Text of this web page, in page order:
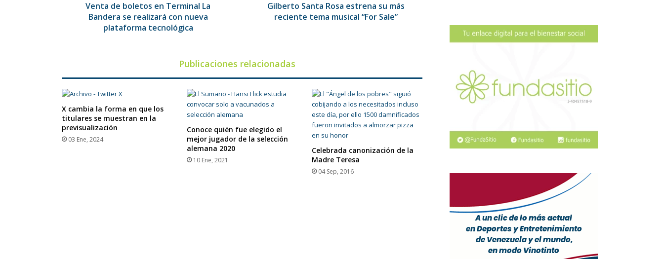
Venta de boletos en Terminal La
Bandera se realizará con nueva
plataforma tecnológica
Gilberto Santa Rosa estrena su más
reciente tema musical “For Sale”
Publicaciones relacionadas
X cambia la forma en que los
titulares se muestran en la
previsualización
03 Ene, 2024
Conoce quién fue elegido el
mejor jugador de la selección
alemana 2020
10 Ene, 2021
Celebrada canonización de la
Madre Teresa
04 Sep, 2016